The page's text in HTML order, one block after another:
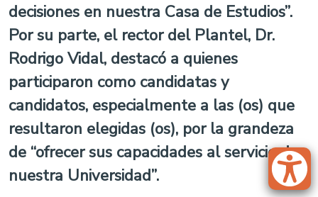
decisiones en nuestra Casa de Estudios”.
Por su parte, el rector del Plantel, Dr.
Rodrigo Vidal, destacó a quienes
participaron como candidatas y
candidatos, especialmente a las (os) que
resultaron elegidas (os), por la grandeza
de “ofrecer sus capacidades al servicio de
nuestra Universidad”.